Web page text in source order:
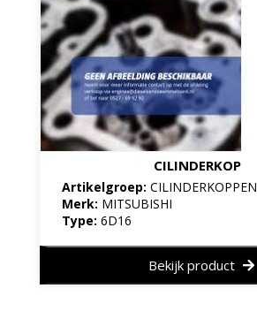
CILINDERKOP
Artikelgroep: CILINDERKOPPEN
Merk: MITSUBISHI
Type: 6D16
Bekijk product